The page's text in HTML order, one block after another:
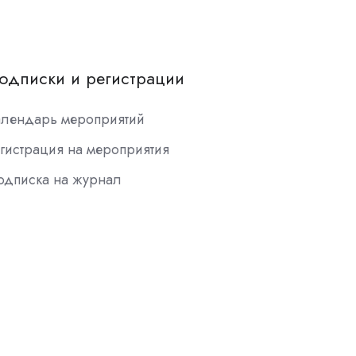
и регистрации
мероприятий
на мероприятия
на журнал